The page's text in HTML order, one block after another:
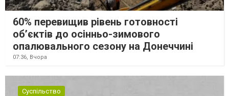
60% перевищив рівень готовності
об’єктів до осінньо-зимового
опалювального сезону на Донеччині
07:36, Вчора
Суспільство